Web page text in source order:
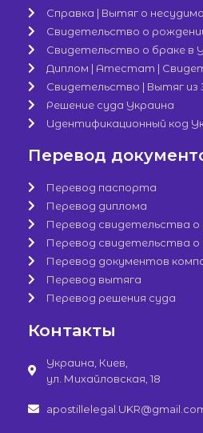
Справка | Вытяг о
Свидетельство о
Свидетельство о браке в
Диплом | Атестат |
Свидетельство | Вытяг из
Решение суда Украина
Идентификационный код
Перевод
Перевод паспорта
Перевод диплома
Перевод свидетельства о
Перевод свидетельства о
Перевод документов
Перевод вытяга
Перевод решения суда
Контакты
Украина, Киев,
ул. Михайловская, 18